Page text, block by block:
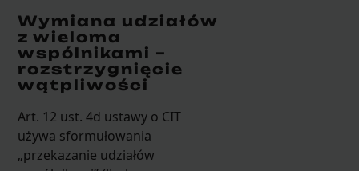
Wymiana udziałów
z wieloma
wspólnikami –
rozstrzygnięcie
wątpliwości
Art. 12 ust. 4d ustawy o CIT
używa sformułowania
„przekazanie udziałów